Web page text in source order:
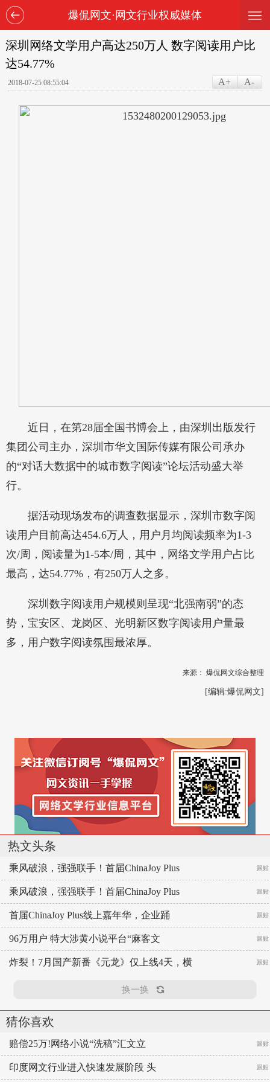
—
—
—
爆侃网文·网文行业权威媒体
深圳网络文学用户高达250万人 数字阅读用户比
达54.77%
2018-07-25 08:55:04 A+ A-
近日，在第28届全国书博会上，由深圳出版发行
集团公司主办，深圳市华文国际传媒有限公司承办
的“对话大数据中的城市数字阅读”论坛活动盛大举
行。
据活动现场发布的调查数据显示，深圳市数字阅
读用户目前高达454.6万人，用户月均阅读频率为1-3
次/周，阅读量为1-5本/周，其中，网络文学用户占比
最高，达54.77%，有250万人之多。
深圳数字阅读用户规模则呈现“北强南弱”的态
势，宝安区、龙岗区、光明新区数字阅读用户量最
多，用户数字阅读氛围最浓厚。
来源： 爆侃网文综合整理
[编辑:爆侃网文]
热文头条
乘风破浪，强强联手！首届ChinaJoy Plus 跟贴
乘风破浪，强强联手！首届ChinaJoy Plus 跟贴
首届ChinaJoy Plus线上嘉年华，企业踊 跟贴
96万用户 特大涉黄小说平台“麻客文 跟贴
炸裂！7月国产新番《元龙》仅上线4天，横 跟贴
换一换
猜你喜欢
赔偿25万!网络小说“洗稿”汇文立 跟贴
印度网文行业进入快速发展阶段 头 跟贴